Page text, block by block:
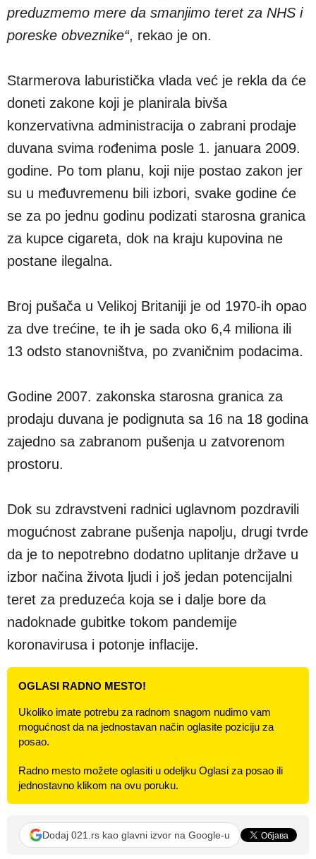
preduzmemo mere da smanjimo teret za NHS i
poreske obveznike“, rekao je on.
Starmerova laburistička vlada već je rekla da će
doneti zakone koji je planirala bivša
konzervativna administracija o zabrani prodaje
duvana svima rođenima posle 1. januara 2009.
godine. Po tom planu, koji nije postao zakon jer
su u međuvremenu bili izbori, svake godine će
se za po jednu godinu podizati starosna granica
za kupce cigareta, dok na kraju kupovina ne
postane ilegalna.
Broj pušača u Velikoj Britaniji je od 1970-ih opao
za dve trećine, te ih je sada oko 6,4 miliona ili
13 odsto stanovništva, po zvaničnim podacima.
Godine 2007. zakonska starosna granica za
prodaju duvana je podignuta sa 16 na 18 godina
zajedno sa zabranom pušenja u zatvorenom
prostoru.
Dok su zdravstveni radnici uglavnom pozdravili
mogućnost zabrane pušenja napolju, drugi tvrde
da je to nepotrebno dodatno uplitanje države u
izbor načina života ljudi i još jedan potencijalni
teret za preduzeća koja se i dalje bore da
nadoknade gubitke tokom pandemije
koronavirusa i potonje inflacije.
OGLASI RADNO MESTO!
Ukoliko imate potrebu za radnom snagom nudimo vam
mogućnost da na jednostavan način oglasite poziciju za
posao.
Radno mesto možete oglasiti u odeljku Oglasi za posao ili
jednostavno klikom na ovu poruku.
Dodaj 021.rs kao glavni izvor na Google-u